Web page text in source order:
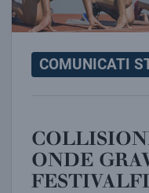
COMUNICATI
ONDE